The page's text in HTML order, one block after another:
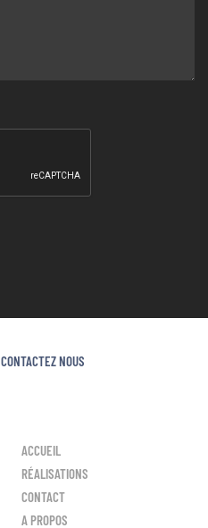
CONTACTEZ NOUS
ACCUEIL
RÉALISATIONS
CONTACT
A PROPOS